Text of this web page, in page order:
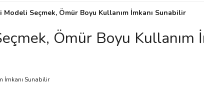
Modeli Seçmek, Ömür Boyu Kullanım İmkanı Sunabilir
Ömür Boyu Kullanım